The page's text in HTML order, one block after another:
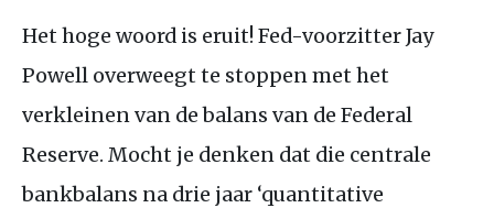
Het hoge woord is eruit! Fed-voorzitter Jay
Powell overweegt te stoppen met het
verkleinen van de balans van de Federal
Reserve. Mocht je denken dat die centrale
bankbalans na drie jaar ‘quantitative